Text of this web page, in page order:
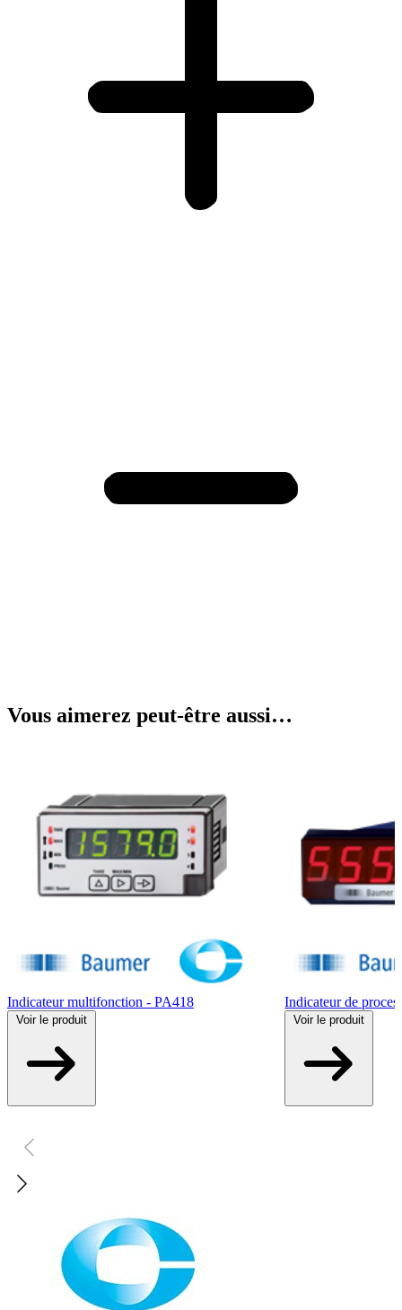
Vous aimerez peut-être aussi…
Indicateur multifonction - PA418
Voir le produit
Indicateur de
Voir le produit